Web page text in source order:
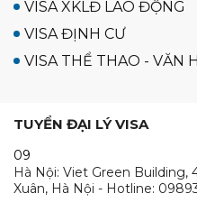
VISA XKLĐ LAO ĐỘNG
VISA ĐỊNH CƯ
VISA THỂ THAO - VĂN
TUYỂN ĐẠI LÝ VISA
09
Hà Nội: Viet Green Building,
Xuân, Hà Nội - Hotline: